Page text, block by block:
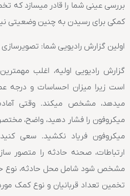
بررسی عینی شما را قادر میسازد که
کمکی برای رسیدن به چنین وضعیتی
اولین گزارش رادیویی شما: تصویرسازی
گزارش رادیویی اولیه، اغلب
است زیرا میزان احساسات و درجه
میدهد، مشخص میکند. وقتی
میکروفون را فشار دهید، واضح،
میکروفون فریاد نکشید. سعی
ارتباطات، صحنه حادثه را متصور
مشخص شود شامل محل حادثه، نوع
تخمین تعداد قربانیان و نوع کمک